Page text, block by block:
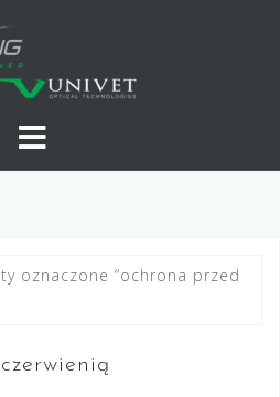
oznaczone “ochrona przed